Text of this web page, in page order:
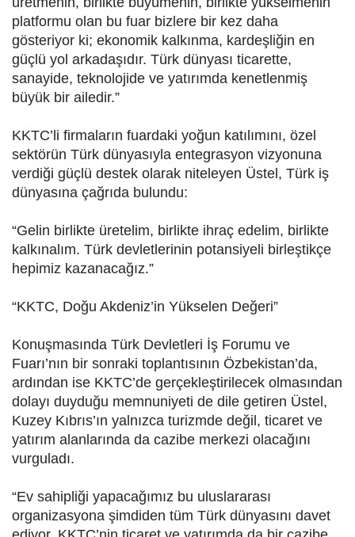
platformu olan bu fuar bizlere bir kez daha
gösteriyor ki; ekonomik kalkınma, kardeşliğin en
güçlü yol arkadaşıdır. Türk dünyası ticarette,
sanayide, teknolojide ve yatırımda kenetlenmiş
büyük bir ailedir.”
KKTC’li firmaların fuardaki yoğun katılımını, özel
sektörün Türk dünyasıyla entegrasyon vizyonuna
verdiği güçlü destek olarak niteleyen Üstel, Türk iş
dünyasına çağrıda bulundu:
“Gelin birlikte üretelim, birlikte ihraç edelim, birlikte
kalkınalım. Türk devletlerinin potansiyeli birleştikçe
hepimiz kazanacağız.”
“KKTC, Doğu Akdeniz’in Yükselen Değeri”
Konuşmasında Türk Devletleri İş Forumu ve
Fuarı’nın bir sonraki toplantısının Özbekistan’da,
ardından ise KKTC’de gerçekleştirilecek olmasından
dolayı duyduğu memnuniyeti de dile getiren Üstel,
Kuzey Kıbrıs’ın yalnızca turizmde değil, ticaret ve
yatırım alanlarında da cazibe merkezi olacağını
vurguladı.
“Ev sahipliği yapacağımız bu uluslararası
organizasyona şimdiden tüm Türk dünyasını davet